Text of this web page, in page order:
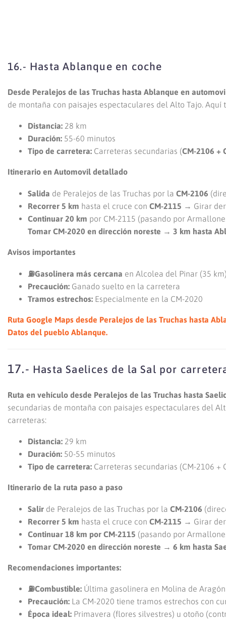
16.- Hasta Ablanque en coche
Desde Peralejos de las Truchas hasta Ablanque en
de montaña con paisajes espectaculares del Alto Tajo.
Distancia: 28 km
Duración: 55-60 minutos
Tipo de carretera: Carreteras secundarias (CM-2106 +
Itinerario en Automovil detallado
Salida de Peralejos de las Truchas por la CM-2106
Recorrer 5 km hasta el cruce con CM-2115 → Girar
Continuar 20 km por CM-2115 (pasando por
Tomar CM-2020 en dirección noreste → 3 km hasta
Avisos importantes
⛽Gasolinera más cercana en Alcolea del Pinar (35
Precaución: Ganado suelto en la carretera
Tramos estrechos: Especialmente en la CM-2020
Ruta Google Maps desde Peralejos de las Truchas hasta
Datos del pueblo Ablanque.
17.- Hasta Saelices de la Sal por
Ruta en vehículo desde Peralejos de las Truchas hasta
secundarias de montaña con paisajes espectaculares del
carreteras:
Distancia: 29 km
Duración: 50-55 minutos
Tipo de carretera: Carreteras secundarias (CM-2106 +
Itinerario de la ruta paso a paso
Salir de Peralejos de las Truchas por la CM-2106
Recorrer 5 km hasta el cruce con CM-2115 → Girar
Continuar 18 km por CM-2115 (pasando por
Tomar CM-2020 en dirección noreste → 6 km hasta
Recomendaciones importantes:
⛽Combustible: Última gasolinera en Molina de
Precaución: La CM-2020 tiene tramos estrechos con
Época ideal: Primavera (flores silvestres) u otoño